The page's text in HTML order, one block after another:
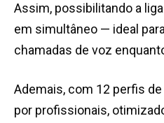
Assim, possibilitando a
em simultâneo — ideal
chamadas de voz
Ademais, com 12 perfis
por profissionais,